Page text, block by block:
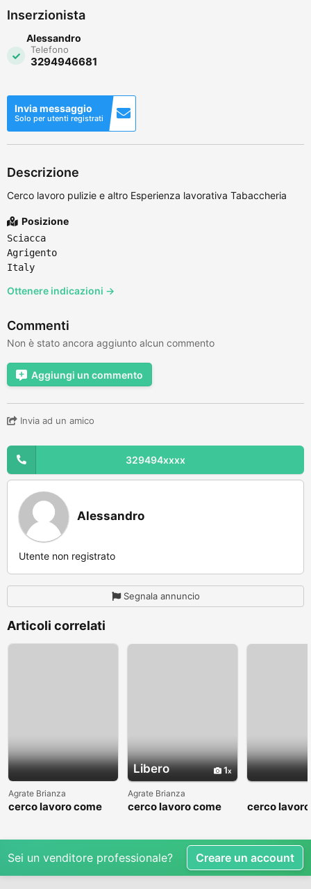
Inserzionista
Alessandro
Telefono
3294946681
Invia messaggio
Solo per utenti registrati
Descrizione
Cerco lavoro pulizie e altro Esperienza lavorativa Tabaccheria
Posizione
Sciacca
Agrigento
Italy
Ottenere indicazioni →
Commenti
Non è stato ancora aggiunto alcun commento
Aggiungi un commento
Invia ad un amico
329494xxxx
Alessandro
Utente non registrato
Segnala annuncio
Articoli correlati
Agrate Brianza
cerco lavoro come
Libero 1
Agrate Brianza
cerco lavoro come
cerco
Sei un venditore professionale? Creare un account